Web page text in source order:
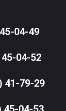
04-49
04-52
79-29